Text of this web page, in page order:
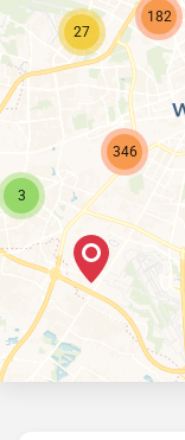
182
346
27
3